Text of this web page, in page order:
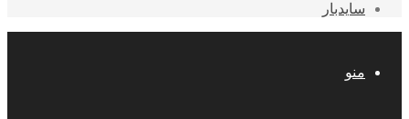
سایدبار
منو